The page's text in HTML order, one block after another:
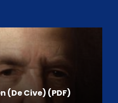
(De Cive) (PDF)